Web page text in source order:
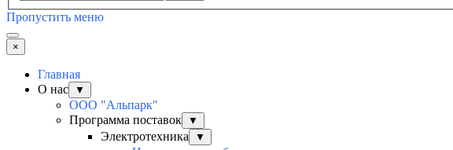
Пропустить меню
×
Главная
О нас
▼
ООО "Альпарк"
Программа поставок
▼
Электротехника ▼